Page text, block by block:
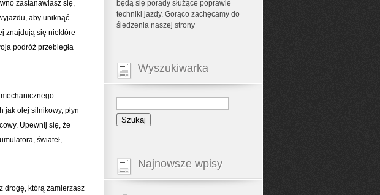
zastanawiasz się,
aby uniknąć
znajdują się niektóre
podróż przebiegła
jak olej silnikowy, płyn
Upewnij się, że
świateł,
drogę, którą zamierzasz
będą się porady służące poprawie
techniki jazdy. Gorąco zachęcamy do
śledzenia naszej strony
Wyszukiwarka
Najnowsze wpisy